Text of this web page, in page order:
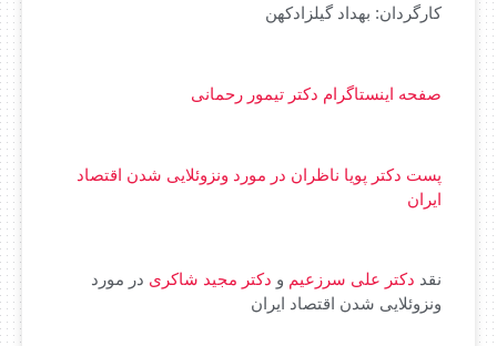
کارگردان: بهداد گیلزادکهن
صفحه اینستاگرام دکتر تیمور رحمانی
پست دکتر پویا ناظران در مورد ونزوئلایی شدن اقتصاد
ایران
نقد دکتر علی سرزعیم و دکتر مجید شاکری در مورد
ونزوئلایی شدن اقتصاد ایران